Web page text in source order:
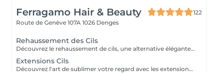
Ferragamo Hair & Beauty
122
Route de Genève 107A 1026 Denges
Rehaussement des Cils
Découvrez le rehaussement de cils, une alternative élégante et naturelle aux extensions de cils. Cette technique innovante offre un rendu subtil qui magnifie votre regard sans artifice. Grâce à un recourbement délicat, vos cils sont liftés à la perfection, créant un effet d'ouverture qui agrandit visuellement vos yeux. ( Ce soin inclus un soin à la kératine)
Extensions Cils
Découvrez l'art de sublimer votre regard avec les extensions de cils La personnalisation des longueurs et des courbures assure un résultat subtil ou dramatique selon votre style. Dites adieu au mascara et profitez d'un regard déjà impeccable dès le réveil. Vos cils resteront éclatants et volumineux pendant plusieurs semaines grâce à une application soignée. Plongez dans l'expérience d'un regard captivant et laissez vos yeux s'exprimer avec éclat. Optez pour des extensions de cils et révélez la beauté qui sommeille en vous !